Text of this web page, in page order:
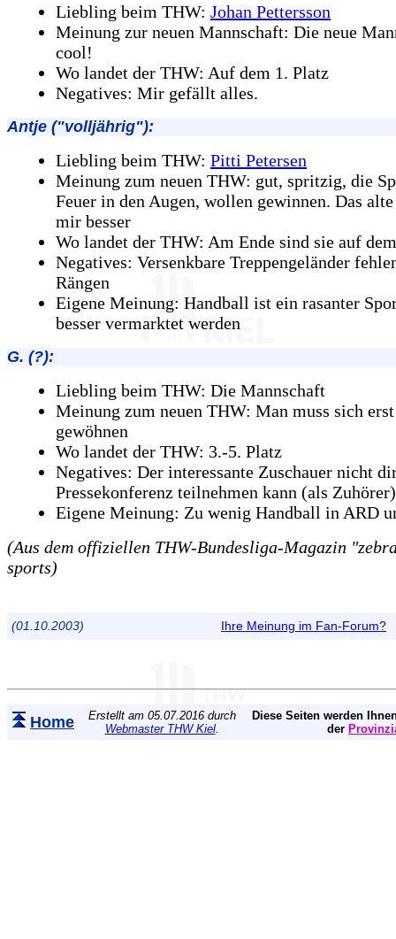
Liebling beim THW: Johan Pettersson
Meinung zur neuen Mannschaft: Die neue
cool!
Wo landet der THW: Auf dem 1. Platz
Negatives: Mir gefällt alles.
Antje ("volljährig"):
Liebling beim THW: Pitti Petersen
Meinung zum neuen THW: gut, spritzig, die
Feuer in den Augen, wollen gewinnen. Das
mir besser
Wo landet der THW: Am Ende sind sie auf
Negatives: Versenkbare Treppengeländer
Rängen
Eigene Meinung: Handball ist ein rasanter
besser vermarktet werden
G. (?):
Liebling beim THW: Die Mannschaft
Meinung zum neuen THW: Man muss sich
gewöhnen
Wo landet der THW: 3.-5. Platz
Negatives: Der interessante Zuschauer nicht
Pressekonferenz teilnehmen kann (als Zuhörer)
Eigene Meinung: Zu wenig Handball in ARD
(Aus dem offiziellen THW-Bundesliga-Magazin
sports)
(01.10.2003) Ihre Meinung im Fan-Forum?
Home
Erstellt am 05.07.2016 durch
Webmaster THW Kiel.
Diese Seiten werden
der